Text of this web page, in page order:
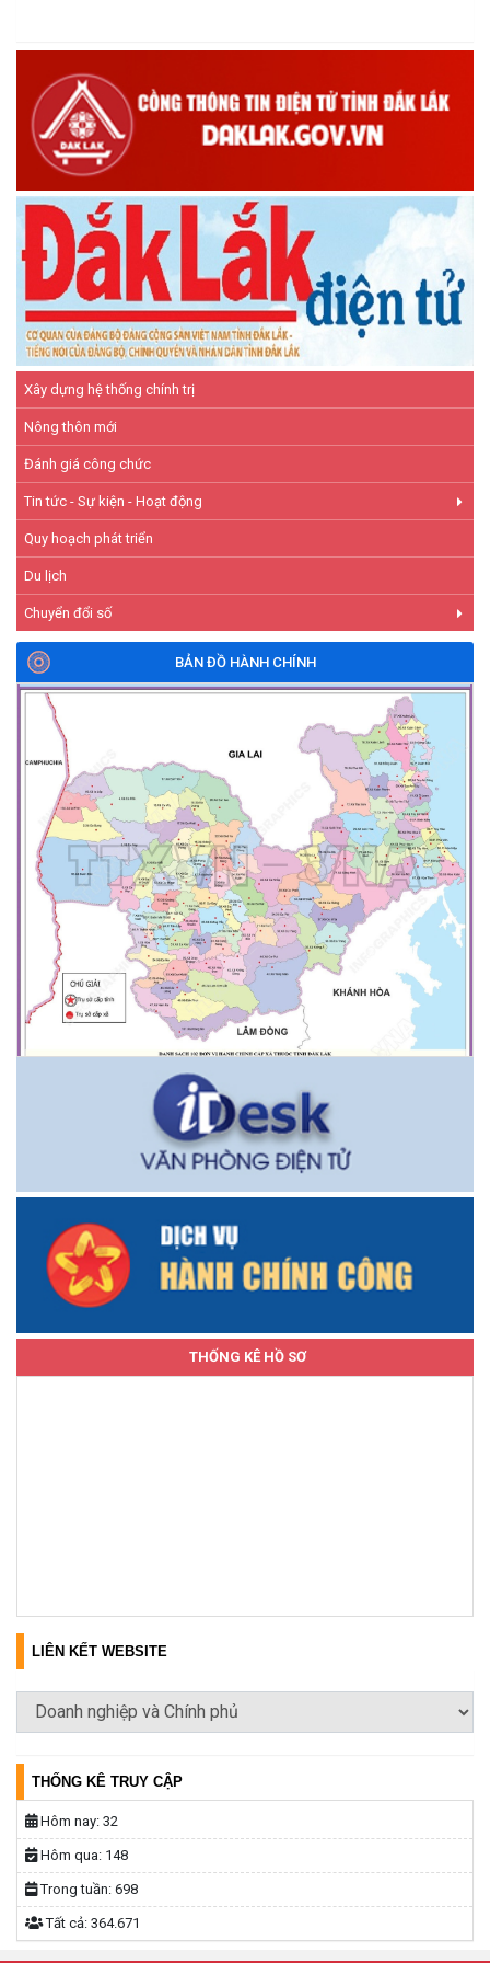
Xây dựng hệ thống chính trị
Nông thôn mới
Đánh giá công chức
Tin tức - Sự kiện - Hoạt động
Quy hoạch phát triển
Du lịch
Chuyển đổi số
BẢN ĐỒ HÀNH CHÍNH
THỐNG KÊ HỒ SƠ
LIÊN KẾT WEBSITE
THỐNG KÊ TRUY CẬP
Hôm nay: 32
Hôm qua: 148
Trong tuần: 698
Tất cả: 364.671
(16/12/2025)
Hội Cựu chiến binh xã Ea Kiết tăng cường công tác kiểm tra,
giám sát nhằm nâng cao chất lượng tín dụng chính sách
(26/11/2025)
Hiệu quả từ nguồn vốn vay Ngân hàng Chính sách xã hội giúp
các hộ nghèo, cận nghèo thoát nghèo
(20/10/2025)